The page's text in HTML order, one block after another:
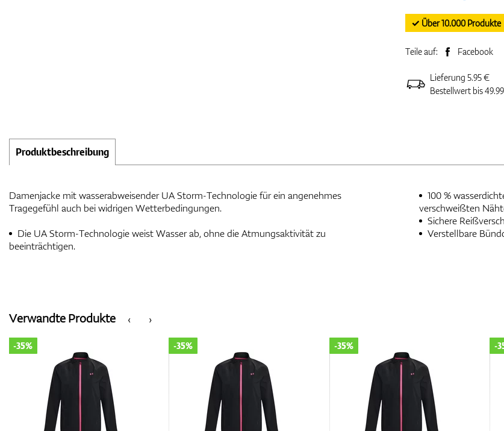
✓ Über 10.000 Produkte
Teile auf: Facebook
Lieferung 5.95 €
Bestellwert bis
Produktbeschreibung
Damenjacke mit wasserabweisender UA Storm-Technologie für ein angenehmes
Tragegefühl auch bei widrigen Wetterbedingungen.
Die UA Storm-Technologie weist Wasser ab, ohne die Atmungsaktivität zu
beeinträchtigen.
100 %
verschweißten
Sichere
Verstellbare
‹
Verwandte Produkte ›
-35% -35% -35% -